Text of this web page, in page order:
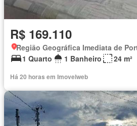
R$ 169.110
Região Geográfica Imediata de
1 Quarto
1 Banheiro 24 m²
Há 20 horas em Imovelweb